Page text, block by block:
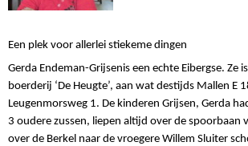
Een plek voor allerlei stiekeme dingen
Gerda Endeman-Grijsenis een echte Eibergse. Ze
boerderij ‘De Heugte’, aan wat destijds Mallen E
Leugenmorsweg 1. De kinderen Grijsen, Gerda
3 oudere zussen, liepen altijd over de spoorbaan
over de Berkel naar de vroegere Willem Sluiter